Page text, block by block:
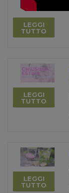
LEGGI
TUTTO
LEGGI
TUTTO
LEGGI
TUTTO